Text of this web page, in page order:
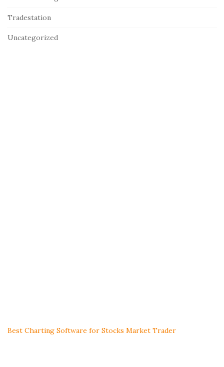
Tradestation
Uncategorized
Best Charting Software for Stocks Market Trader